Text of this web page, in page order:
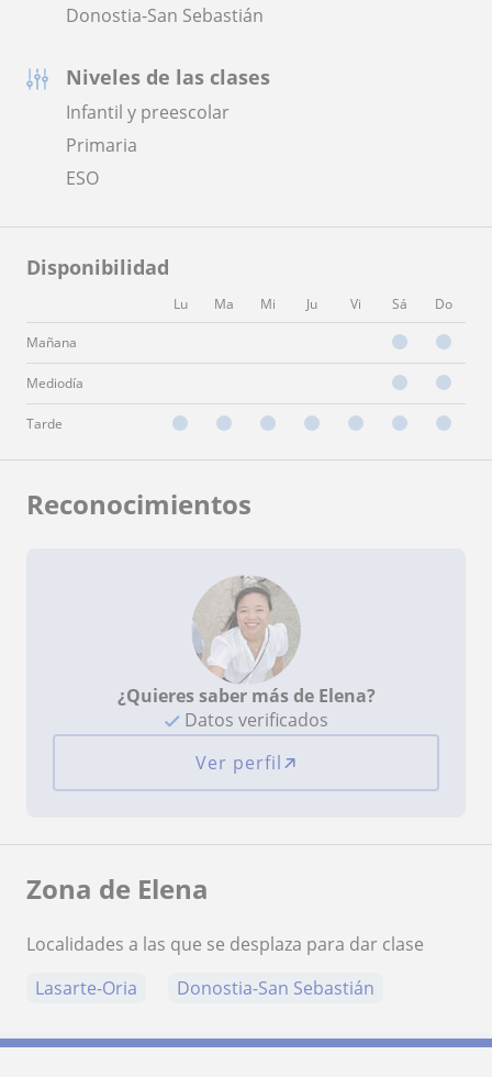
Donostia-San Sebastián
Niveles de las clases
Infantil y preescolar
Primaria
ESO
Disponibilidad
Lu Ma Mi Ju Vi Sá Do
Mañana
Mediodía
Tarde
Reconocimientos
¿Quieres saber más de Elena?
Datos verificados
Ver perfil
Zona de Elena
Localidades a las que se desplaza para dar clase
Lasarte-Oria
Donostia-San Sebastián